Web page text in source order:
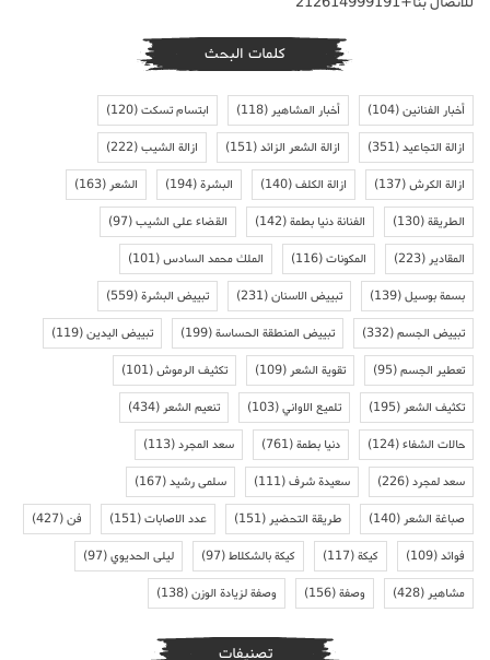
كلمات البحث
أخبار الفنانين(104) أخبار المشاهير(118) ابتسام تسكت(120)
ازالة التجاعيد(351) ازالة الشعر الزائد(151) ازالة الشيب(222)
ازالة الكرش(137) ازالة الكلف(140) البشرة(194) الشعر(163)
الطريقة(130) الفنانة دنيا بطمة(142) القضاء على الشيب(97)
المقادير(223) المكونات(116) الملك محمد السادس(101)
بسمة بوسيل(139) تبييض الاسنان(231) تبييض البشرة(559)
تبييض الجسم(332) تبييض المنطقة الحساسة(199) تبييض اليدين(119)
تعطير الجسم(95) تقوية الشعر(109) تكثيف الرموش(101)
تكثيف الشعر(195) تلميع الاواني(103) تنعيم الشعر(434)
حالات الشفاء(124) دنيا بطمة(761) سعد المجرد(113)
سعد لمجرد(226) سعيدة شرف(111) سلمى رشيد(167)
صباغة الشعر(140) طريقة التحضير(151) عدد الاصابات(151) فن(427)
فوائد(109) كيكة(117) كيكة بالشكلاط(97) ليلى الحديوي(97)
مشاهير(428) وصفة(156) وصفة لزيادة الوزن(138)
تصنيفات